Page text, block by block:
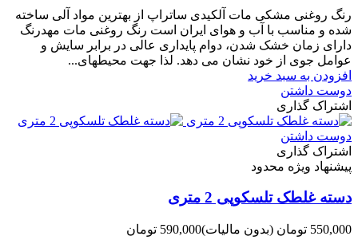
رنگ روغنی مشکی مات آلکیدی ساتراپ از بهترین مواد آلی ساخته
شده و مناسب با آب و هوای ایران است رنگ روغنی مات مهدرنگ
دارای زﻣﺎن ﺧﺸﮏ ﺷﺪن، دوام ﭘﺎﯾﺪاری عالی در ﺑﺮاﺑﺮ ﺳﺎﯾﺶ و
ﻋﻮاﻣﻞ ﺟﻮی از ﺧﻮد ﻧﺸﺎن ﻣﯽ دﻫﺪ. ﻟﺬا ﺟﻬﺖ ﻣﺤﯿﻄ‌‌ﻬﺎی...
افزودن به سبد خرید
دوست داشتن
اشتراک گذاری
دوست داشتن
اشتراک گذاری
پیشنهاد ویژه محدود
دسته غلطک تلسکوپی 2 متری
550,000 تومان (بدون مالیات)590,000 تومان